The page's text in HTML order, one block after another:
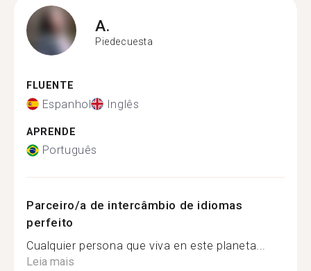
A.
Piedecuesta
FLUENTE
Espanhol Inglês
APRENDE
Português
Parceiro/a de intercâmbio de idiomas
perfeito
Cualquier persona que viva en este planeta...
Leia mais